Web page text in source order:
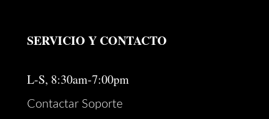
SERVICIO Y CONTACTO
L-S, 8:30am-7:00pm
Contactar Soporte